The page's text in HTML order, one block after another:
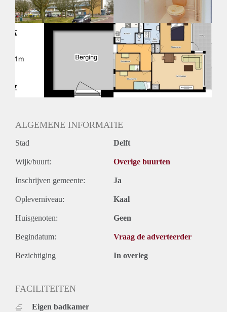
ALGEMENE INFORMATIE
Stad Delft
Wijk/buurt: Overige buurten
Inschrijven gemeente: Ja
Opleverniveau: Kaal
Huisgenoten: Geen
Begindatum: Vraag de adverteerder
Bezichtiging In overleg
FACILITEITEN
Eigen badkamer